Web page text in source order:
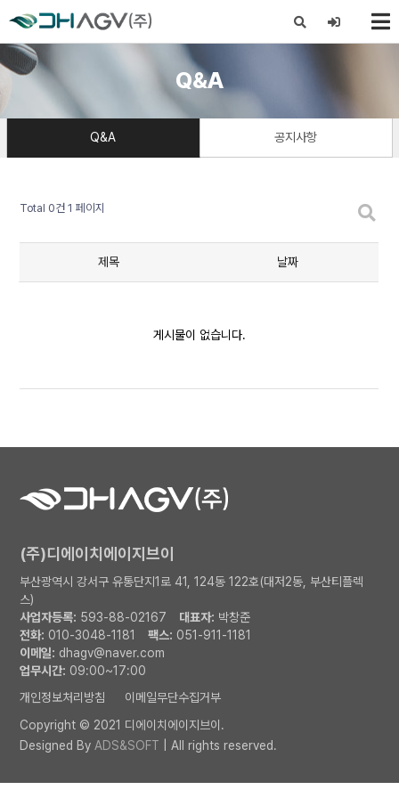
Q&A
Q&A 공지사항
Total 0건 1 페이지
제목 날짜
게시물이 없습니다.
(주)디에이치에이지브이
부산광역시 강서구 유통단지1로 41, 124동 122호(대저2동, 부산티플렉
스)
사업자등록: 593-88-02167 대표자: 박창준
전화: 010-3048-1181 팩스: 051-911-1181
이메일: dhagv@naver.com
업무시간: 09:00~17:00
개인정보처리방침
이메일무단수집거부
Copyright © 2021 디에이치에이지브이.
Designed By ADS&SOFT | All rights reserved.